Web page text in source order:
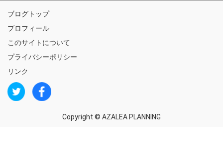
ブログトップ
プロフィール
このサイトについて
プライバシーポリシー
リンク
Copyright © AZALEA PLANNING